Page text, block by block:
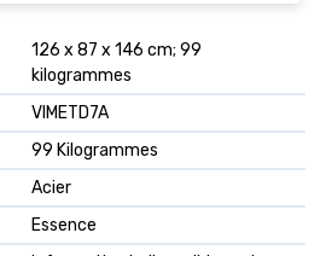
‎126 x 87 x 146 cm; 99
kilogrammes
‎VIMETD7A
‎99 Kilogrammes
‎Acier
‎Essence